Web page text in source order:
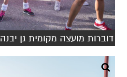
דוברות מועצה מקומית גן יבנה